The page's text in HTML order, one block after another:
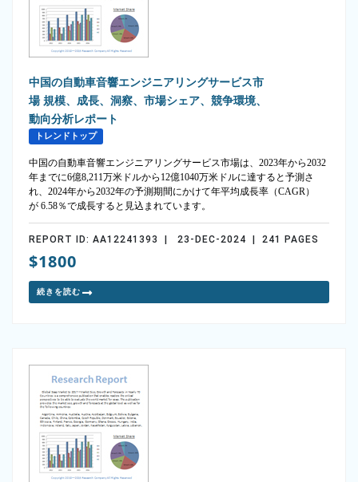
中国の自動車音響エンジニアリングサービス市
場 規模、成長、洞察、市場シェア、競争環境、
動向分析レポート
トレンドトップ
中国の自動車音響エンジニアリングサービス市場は、2023年から2032
年までに6億8,211万米ドルから12億1040万米ドルに達すると予測さ
れ、2024年から2032年の予測期間にかけて年平均成長率（CAGR）
が 6.58％で成長すると見込まれています。
REPORT ID: AA12241393 | 23-DEC-2024 | 241 PAGES
$1800
続きを読む